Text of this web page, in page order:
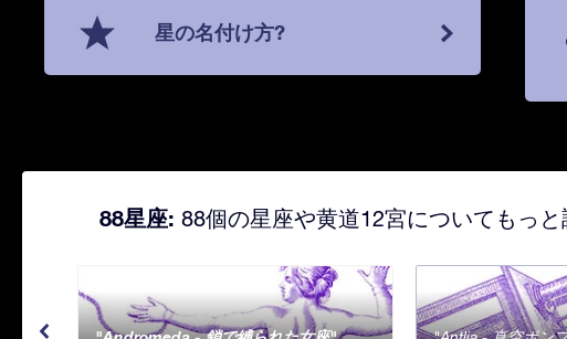
星の名付け方?
88星座: 88個の星座や黄道12宮についてもっ